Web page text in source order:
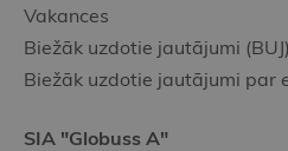
Vakances
Biežāk uzdotie jautājumi (BUJ)
Biežāk uzdotie jautājumi par
SIA "Globuss A"